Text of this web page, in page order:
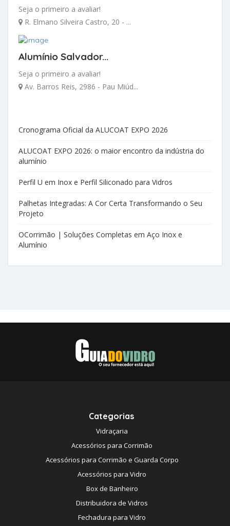
Seja o primeiro a avaliar!
R. Elmano Silveira Castro, 20 - ...
Alumínio Salvador...
Seja o primeiro a avaliar!
Av. Barros Reis, 2986 - Pau Miúd...
Cronograma Oficial da ALUCOAT EXPO 2026
ALUCOAT EXPO 2026: o maior encontro da indústria do
alumínio
Perfil U em Inox e Perfil Siliconado para Vidros
Palhetas Integradas: A Cor Certa Transformando o Seu
Projeto
OCorrimão | Soluções Completas em Aço Inox e
Alumínio
Categorias
Vidraçaria
Acessórios para Corrimão
Acessórios para Corrimão e Guarda Corpo
Acessórios para Vidro
Box de Banheiro
Distribuidora de Vidros
Fechadura para Vidro